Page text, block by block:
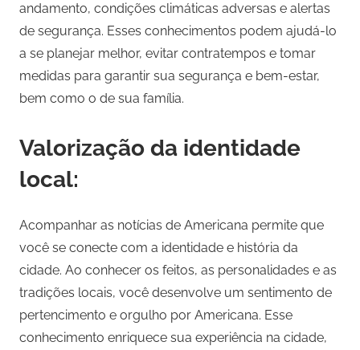
andamento, condições climáticas adversas e alertas
de segurança. Esses conhecimentos podem ajudá-lo
a se planejar melhor, evitar contratempos e tomar
medidas para garantir sua segurança e bem-estar,
bem como o de sua família.
Valorização da identidade
local:
Acompanhar as notícias de Americana permite que
você se conecte com a identidade e história da
cidade. Ao conhecer os feitos, as personalidades e as
tradições locais, você desenvolve um sentimento de
pertencimento e orgulho por Americana. Esse
conhecimento enriquece sua experiência na cidade,